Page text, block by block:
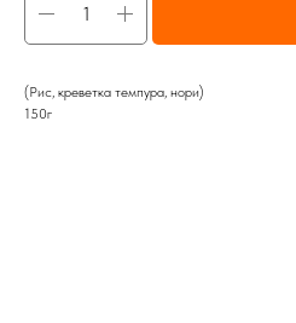
(Рис, креветка темпура, нори)
150г